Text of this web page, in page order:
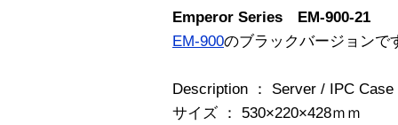
Emperor Series EM-900-21
EM-900のブラックバージョンで
Description ： Server / IPC Case
サイズ ： 530×220×428ｍｍ